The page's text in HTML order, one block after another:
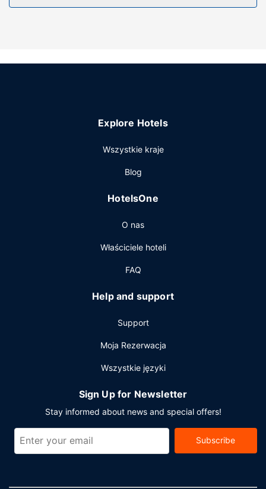
Udogodnienia w obiekcie
Pozostałe udogodnienia
Udogodnienia biznesowe to bezpłatne czasopisma w holu,
miejscu to bezpłatne parkowanie samodzielne.
Explore Hotels
Wszystkie kraje
Blog
HotelsOne
O nas
Właściciele hoteli
FAQ
Help and support
Support
Moja Rezerwacja
Wszystkie języki
Sign Up for Newsletter
Stay informed about news and special offers!
Subscribe